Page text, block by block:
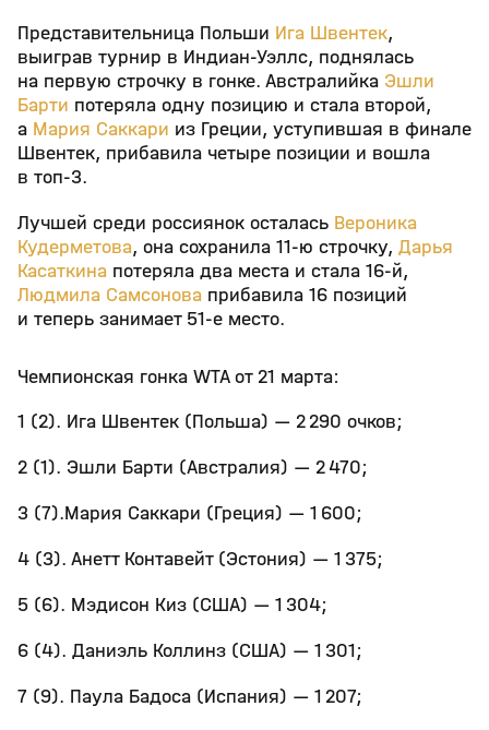
Представительница Польши Ига Швентек,
выиграв турнир в Индиан-Уэллс, поднялась
на первую строчку в гонке. Австралийка Эшли
Барти потеряла одну позицию и стала второй,
а Мария Саккари из Греции, уступившая в финале
Швентек, прибавила четыре позиции и вошла
в топ-3.
Лучшей среди россиянок осталась Вероника
Кудерметова, она сохранила 11-ю строчку, Дарья
Касаткина потеряла два места и стала 16-й,
Людмила Самсонова прибавила 16 позиций
и теперь занимает 51-е место.
Чемпионская гонка WTA от 21 марта:
1 (2). Ига Швентек (Польша) — 2 290 очков;
2 (1). Эшли Барти (Австралия) — 2 470;
3 (7).Мария Саккари (Греция) — 1 600;
4 (3). Анетт Контавейт (Эстония) — 1 375;
5 (6). Мэдисон Киз (США) — 1 304;
6 (4). Даниэль Коллинз (США) — 1 301;
7 (9). Паула Бадоса (Испания) — 1 207;